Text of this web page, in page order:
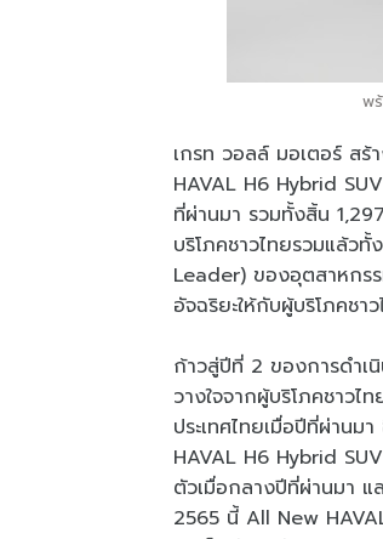
พ
เกรท วอลล์ มอเตอร์ ส
HAVAL H6 Hybrid
ที่ผ่านมา รวมทั้งสิ้น
บริโภคชาวไทยรวมแล้ว
Leader) ของอุตสาหกร
อัจฉริยะให้กับผู้บริโภคช
ก้าวสู่ปีที่ 2 ของการดำเนิ
วางใจจากผู้บริโภคชาว
ประเทศไทยเมื่อปีที่ผ่าน
HAVAL H6 Hybrid
ตัวเมื่อกลางปีที่ผ่านมา แ
2565 นี้ All New